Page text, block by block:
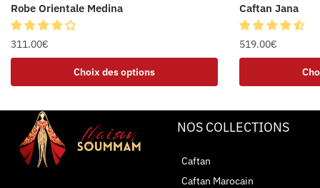
Robe Orientale Medina
311.00€
Choix des options
Caftan Jana
519.00€
NOS COLLECTIONS
Caftan
Caftan Marocain